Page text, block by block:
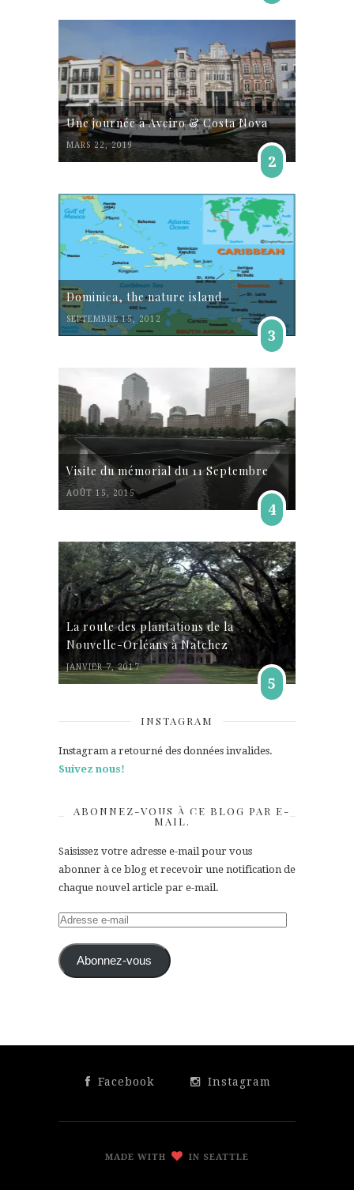
Une journée à Aveiro & Costa Nova
MARS 22, 2019
2
Dominica, the nature island
SEPTEMBRE 15, 2012
3
Visite du mémorial du 11 Septembre
AOÛT 15, 2015
4
La route des plantations de la
Nouvelle-Orléans à Natchez
JANVIER 7, 2017
5
INSTAGRAM
Instagram a retourné des données invalides.
Suivez nous!
ABONNEZ-VOUS À CE BLOG PAR E-
MAIL.
Saisissez votre adresse e-mail pour vous
abonner à ce blog et recevoir une notification de
chaque nouvel article par e-mail.
Adresse
mail Abonnez-vous
Facebook Instagram
MADE WITH IN SEATTLE